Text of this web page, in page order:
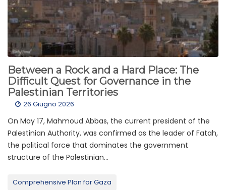
Between a Rock and a Hard Place: The
Difficult Quest for Governance in the
Palestinian Territories
26 Giugno 2026
On May 17, Mahmoud Abbas, the current president of the
Palestinian Authority, was confirmed as the leader of Fatah,
the political force that dominates the government
structure of the Palestinian...
Comprehensive Plan for Gaza